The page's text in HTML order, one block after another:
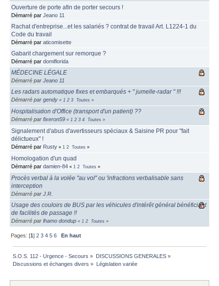
Ouverture de porte afin de porter secours !
Démarré par Jeano 11
Rachat d'entreprise...et les salariés ? contrat de travail Art. L1224-1 du
Code du travail
Démarré par aticomisette
Gabarit chargement sur remorque ?
Démarré par domiflorida
MÉDECINE LÉGALE
Démarré par Jeano 11
Les radars automatique fixes et embarqués + " jumelle-radar " !!!
Démarré par gendy « 1 2 3 Toutes »
Hospitalisation d'Office (transport d'un patient) ??
Démarré par fixeron59 « 1 2 3 4 Toutes »
Signalement d'abus d'avertisseurs spéciaux & Saisine PR pour "fait
délictueux" !
Démarré par Rusty « 1 2 Toutes »
Homologation d'un quad
Démarré par damien-84 « 1 2 Toutes »
Procès verbal à la volée "au vol" ou 'infractions verbalisable sans
interception
Démarré par J.R.
Usage des couloirs de BUS par les véhicules d'intérêt général bénéficiant
de facilités de passage !!
Démarré par lhamo dondup « 1 2 Toutes »
Pages: [1]2 3 4 5 6 En haut
S.O.S. 112 - Urgence - Secours » DISCUSSIONS GENERALES»
Discussions et échanges divers » Législation variée